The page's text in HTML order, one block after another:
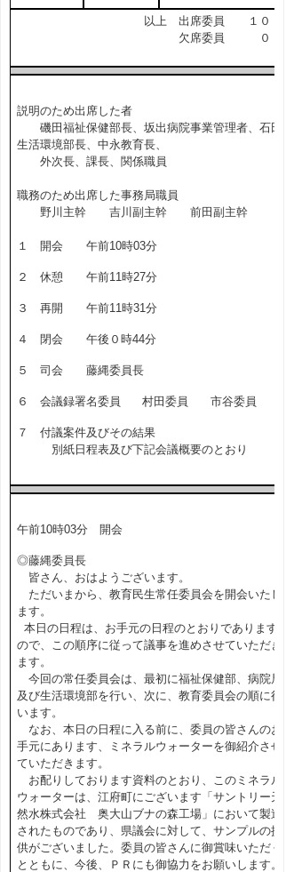
以上 出席委員 １０ 名
欠席委員 ０ 名
説明のため出席した者
磯田福祉保健部長、坂出病院事業管理者、石田
生活環境部長、中永教育長、
外次長、課長、関係職員
職務のため出席した事務局職員
野川主幹 吉川副主幹 前田副主幹
１ 開会 午前10時03分
２ 休憩 午前11時27分
３ 再開 午前11時31分
４ 閉会 午後０時44分
５ 司会 藤縄委員長
６ 会議録署名委員 村田委員 市谷委員
７ 付議案件及びその結果
別紙日程表及び下記会議概要のとおり
午前10時03分 開会
◎藤縄委員長
皆さん、おはようございます。
ただいまから、教育民生常任委員会を開会いたし
ます。
本日の日程は、お手元の日程のとおりであります
ので、この順序に従って議事を進めさせていただき
ます。
今回の常任委員会は、最初に福祉保健部、病院局
及び生活環境部を行い、次に、教育委員会の順に行
います。
なお、本日の日程に入る前に、委員の皆さんのお
手元にあります、ミネラルウォーターを御紹介させ
ていただきます。
お配りしております資料のとおり、このミネラル
ウォーターは、江府町にございます「サントリー天
然水株式会社 奥大山ブナの森工場」において製造
されたものであり、県議会に対して、サンプルの提
供がございました。委員の皆さんに御賞味いただく
とともに、今後、ＰＲにも御協力をお願いします。